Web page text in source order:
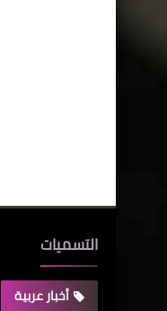
التسميات
أخبار عربية